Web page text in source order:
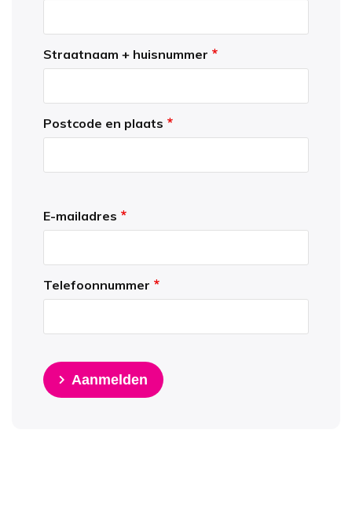
Straatnaam + huisnummer
Postcode en plaats
Telefoon en e-mail
E-mailadres
Telefoonnummer
Aanmelden